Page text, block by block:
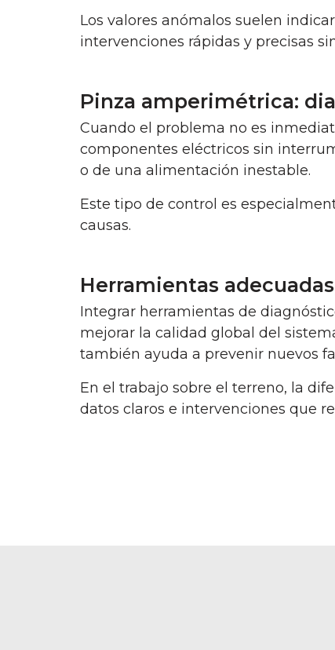
Los valores anómalos suelen
intervenciones rápidas y precisas
Pinza amperimétrica:
Cuando el problema no es
componentes eléctricos sin
o de una alimentación inestable.
Este tipo de control es
causas.
Herramientas
Integrar herramientas de
mejorar la calidad global del
también ayuda a prevenir nuevos
En el trabajo sobre el terreno, la
datos claros e intervenciones que